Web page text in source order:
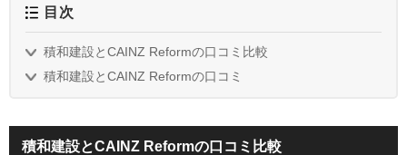
目次
積和建設とCAINZ Reformの口コミ比較
積和建設とCAINZ Reformの口コミ
積和建設とCAINZ Reformの口コミ比較